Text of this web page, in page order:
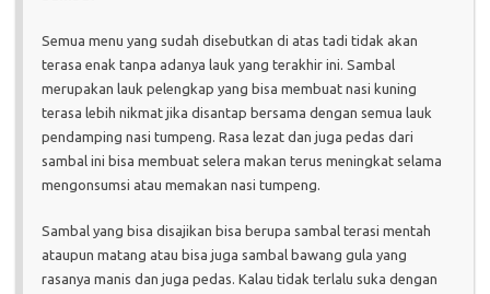
Semua menu yang sudah disebutkan di atas tadi tidak akan
terasa enak tanpa adanya lauk yang terakhir ini. Sambal
merupakan lauk pelengkap yang bisa membuat nasi kuning
terasa lebih nikmat jika disantap bersama dengan semua lauk
pendamping nasi tumpeng. Rasa lezat dan juga pedas dari
sambal ini bisa membuat selera makan terus meningkat selama
mengonsumsi atau memakan nasi tumpeng.
Sambal yang bisa disajikan bisa berupa sambal terasi mentah
ataupun matang atau bisa juga sambal bawang gula yang
rasanya manis dan juga pedas. Kalau tidak terlalu suka dengan